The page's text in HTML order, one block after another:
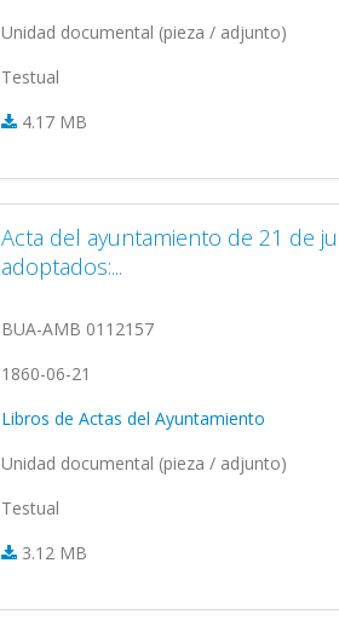
Unidad documental (pieza / adjunto)
Testual
4.17 MB
Acta del ayuntamiento de 21 de
adoptados:...
BUA-AMB 0112157
1860-06-21
Libros de Actas del Ayuntamiento
Unidad documental (pieza / adjunto)
Testual
3.12 MB